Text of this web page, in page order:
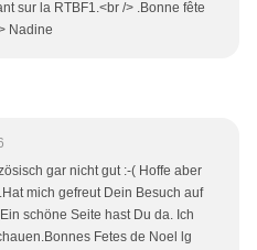
sur la RTBF1.<br /> .Bonne fête
Nadine
gar nicht gut :-( Hoffe aber
mich gefreut Dein Besuch auf
schöne Seite hast Du da. Ich
Fetes de Noel lg